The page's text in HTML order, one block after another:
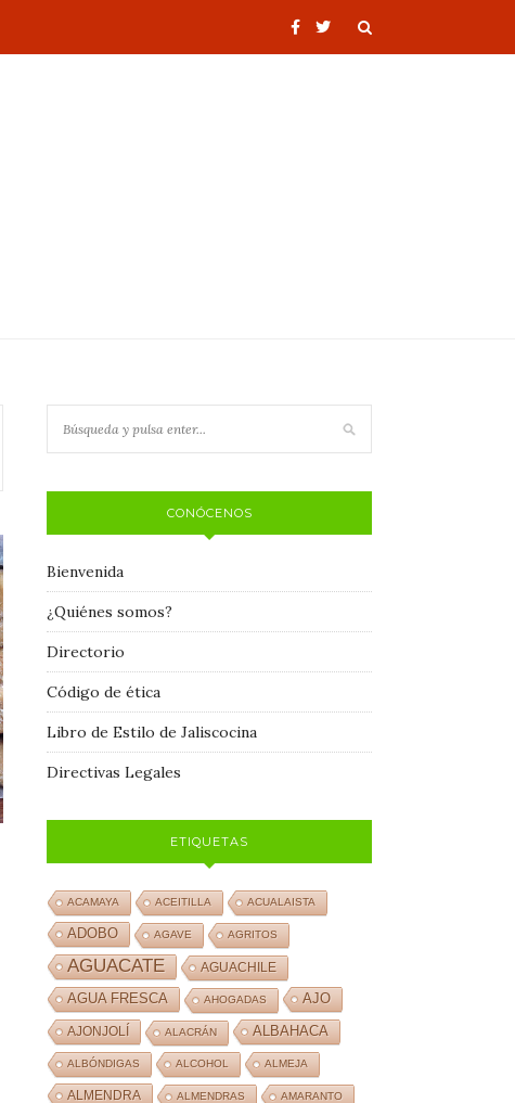
CONÓCENOS
Bienvenida
¿Quiénes somos?
Directorio
Código de ética
Libro de Estilo de Jaliscocina
Directivas Legales
ETIQUETAS
ACAMAYA ACEITILLA ACUALAISTA
ADOBO AGAVE AGRITOS
AGUACATE AGUACHILE
AGUA FRESCA AHOGADAS AJO
AJONJOLÍ ALACRÁN ALBAHACA
ALBÓNDIGAS ALCOHOL ALMEJA
ALMENDRA ALMENDRAS AMARANTO